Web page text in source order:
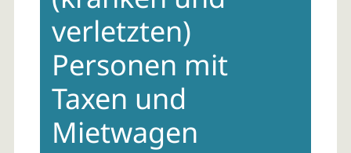
verletzten)
Personen mit
Taxen und
Mietwagen